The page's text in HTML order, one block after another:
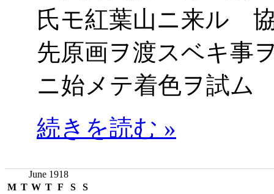
氏モ紅葉山ニ来ル
先原画ヲ渡スベキ事
ニ始メテ着色ヲ試ム
続きを読む »
June 1918
M T W T F S S